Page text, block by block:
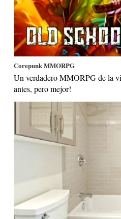
Corepunk MMORPG
Un verdadero MMORPG de la
antes, pero mejor!